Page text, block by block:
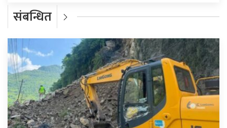
संबन्धित